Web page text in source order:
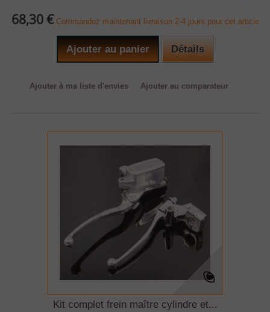
68,30 € Commandez maintenant livraison 2-4 jours pour cet article
Ajouter au panier Détails
Ajouter à ma liste d'envies Ajouter au comparateur
Kit complet frein maître cylindre et...